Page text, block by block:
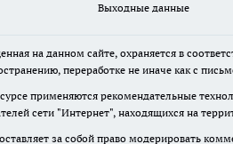
Выходные данные
на данном сайте, охраняется в
переработке не иначе как с
применяются рекомендательные
сети "Интернет", находящихся на
за собой право модерировать